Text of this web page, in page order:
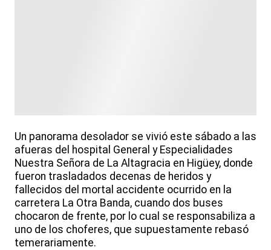
Un panorama desolador se vivió este sábado a las
afueras del hospital General y Especialidades
Nuestra Señora de La Altagracia en Higüey, donde
fueron trasladados decenas de heridos y
fallecidos del mortal accidente ocurrido en la
carretera La Otra Banda, cuando dos buses
chocaron de frente, por lo cual se responsabiliza a
uno de los choferes, que supuestamente rebasó
temerariamente.